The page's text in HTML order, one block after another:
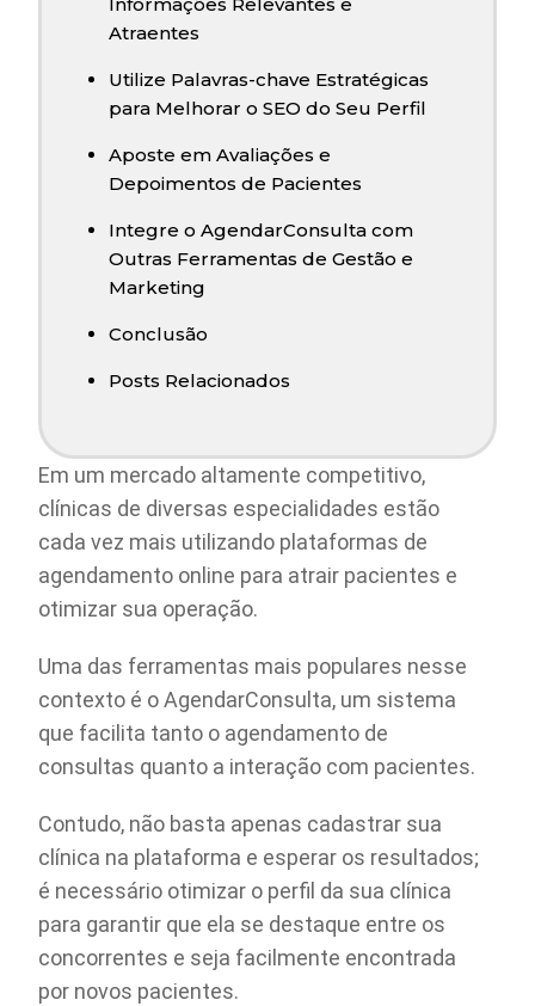
Informações Relevantes e
Atraentes
Utilize Palavras-chave Estratégicas
para Melhorar o SEO do Seu Perfil
Aposte em Avaliações e
Depoimentos de Pacientes
Integre o AgendarConsulta com
Outras Ferramentas de Gestão e
Marketing
Conclusão
Posts Relacionados
Em um mercado altamente competitivo,
clínicas de diversas especialidades estão
cada vez mais utilizando plataformas de
agendamento online para atrair pacientes e
otimizar sua operação.
Uma das ferramentas mais populares nesse
contexto é o AgendarConsulta, um sistema
que facilita tanto o agendamento de
consultas quanto a interação com pacientes.
Contudo, não basta apenas cadastrar sua
clínica na plataforma e esperar os resultados;
é necessário otimizar o perfil da sua clínica
para garantir que ela se destaque entre os
concorrentes e seja facilmente encontrada
por novos pacientes.